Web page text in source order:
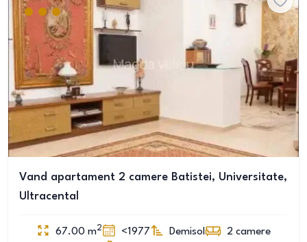
Vand apartament 2 camere Batistei, Universitate,
Ultracental
67.00 m2 <1977 Demisol 2 camere